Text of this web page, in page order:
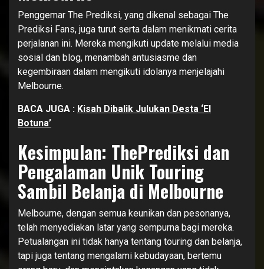
Penggemar The Prediksi, yang dikenal sebagai The
Prediksi Fans, juga turut serta dalam menikmati cerita
perjalanan ini. Mereka mengikuti update melalui media
sosial dan blog, menambah antusiasme dan
kegembiraan dalam mengikuti idolanya menjelajahi
Melbourne.
BACA JUGA : Kisah Dibalik Julukan Desta ‘El
Botuna’
Kesimpulan: ThePrediksi dan
Pengalaman Unik Touring
Sambil Belanja di Melbourne
Melbourne, dengan semua keunikan dan pesonanya,
telah menyediakan latar yang sempurna bagi mereka.
Petualangan ini tidak hanya tentang touring dan belanja,
tapi juga tentang mengalami kebudayaan, bertemu